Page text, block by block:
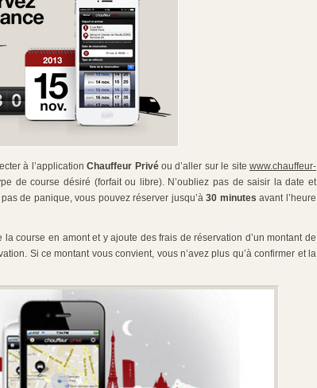
à l’applicationChauffeur Privéou d’aller sur le sitewww.chauffeur-
de course désiré (forfait ou libre). N’oubliez pas de saisir la date et
de panique, vous pouvez réserver jusqu’à30 minutesavant l’heure
course en amont et y ajoute des frais de réservation d’un montant de
Si ce montant vous convient, vous n’avez plus qu’à confirmer et la